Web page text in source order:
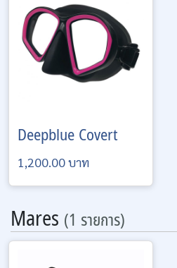
Deepblue Covert
1,200.00 บาท
Mares (1 รายการ)